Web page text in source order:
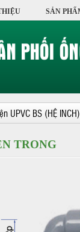
SẢN
UPVC BS (HỆ INCH)
TRONG